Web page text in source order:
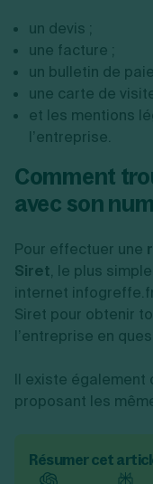
un devis ;
une facture ;
un bulletin de
une carte de
et les mentions
l’entreprise.
Comment
avec son
Pour effectuer une
Siret, le plus
internet
Siret pour obtenir
l’entreprise en
Il existe également
proposant les
Résumer cet